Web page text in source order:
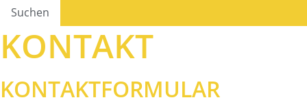
Suchen
KONTAKT
KONTAKTFORMULAR